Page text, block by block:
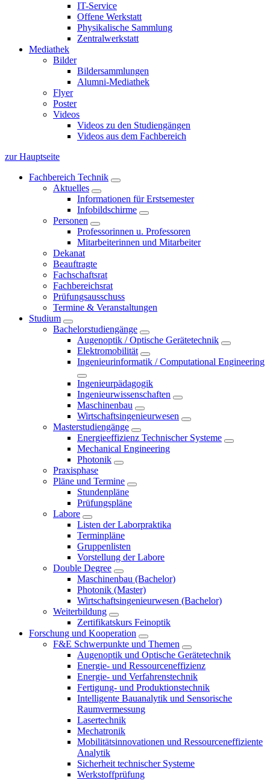
IT-Service
Offene Werkstatt
Physikalische Sammlung
Zentralwerkstatt
Mediathek
Bilder
Bildersammlungen
Alumni-Mediathek
Flyer
Poster
Videos
Videos zu den Studiengängen
Videos aus dem Fachbereich
zur Hauptseite
Fachbereich Technik
Aktuelles
Informationen für Erstsemester
Infobildschirme
Personen
Professorinnen u. Professoren
Mitarbeiterinnen und Mitarbeiter
Dekanat
Beauftragte
Fachschaftsrat
Fachbereichsrat
Prüfungsausschuss
Termine & Veranstaltungen
Studium
Bachelorstudiengänge
Augenoptik / Optische Gerätetechnik
Elektromobilität
Ingenieurinformatik / Computational Engineering
Ingenieurpädagogik
Ingenieurwissenschaften
Maschinenbau
Wirtschaftsingenieurwesen
Masterstudiengänge
Energieeffizienz Technischer Systeme
Mechanical Engineering
Photonik
Praxisphase
Pläne und Termine
Stundenpläne
Prüfungspläne
Labore
Listen der Laborpraktika
Terminpläne
Gruppenlisten
Vorstellung der Labore
Double Degree
Maschinenbau (Bachelor)
Photonik (Master)
Wirtschaftsingenieurwesen (Bachelor)
Weiterbildung
Zertifikatskurs Feinoptik
Forschung und Kooperation
F&E Schwerpunkte und Themen
Augenoptik und Optische Gerätetechnik
Energie- und Ressourceneffizienz
Energie- und Verfahrenstechnik
Fertigung- und Produktionstechnik
Intelligente Bauanalytik und Sensorische
Raumvermessung
Lasertechnik
Mechatronik
Mobilitätsinnovationen und Ressourceneffiziente
Analytik
Sicherheit technischer Systeme
Werkstoffprüfung